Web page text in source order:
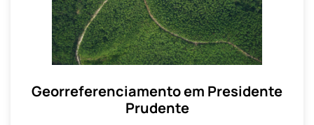
Georreferenciamento em Presidente
Prudente